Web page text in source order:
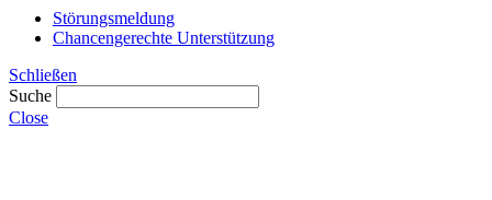
Störungsmeldung
Chancengerechte Unterstützung
Schließen
Suche
Close